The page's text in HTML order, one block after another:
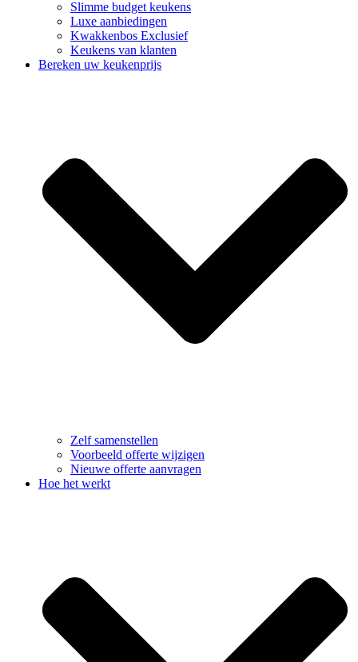
Slimme budget keukens
Luxe aanbiedingen
Kwakkenbos Exclusief
Keukens van klanten
Bereken uw keukenprijs
Zelf samenstellen
Voorbeeld offerte wijzigen
Nieuwe offerte aanvragen
Hoe het werkt